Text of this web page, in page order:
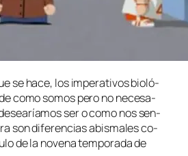
se ha­ce, los im­pe­ra­ti­vos bio­ló­
co­mo so­mos pe­ro no ne­ce­sa­
ser o co­mo nos sen­
son di­fe­ren­cias abis­ma­les co­
de la no­ve­na tem­po­ra­da de